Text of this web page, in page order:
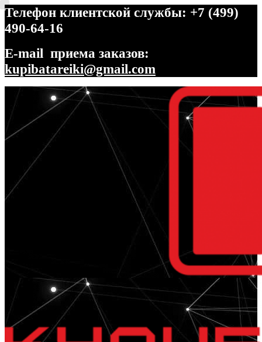
Телефон клиентской службы: +7 (499)
490-64-16
E-mail приема заказов:
kupibatareiki@gmail.com
Перейти
навигации
Перейти
содержимому